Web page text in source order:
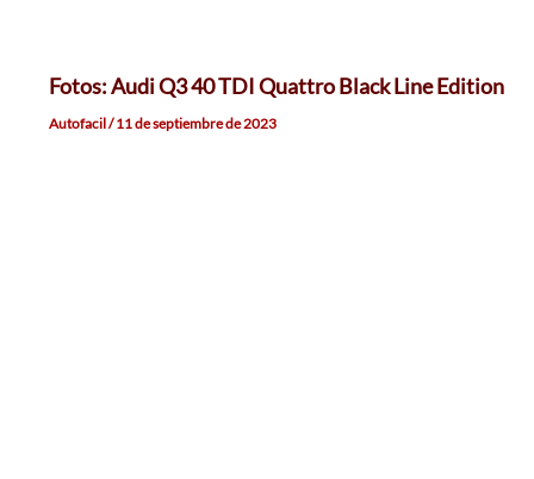
Fotos: Audi Q3 40 TDI Quattro Black Line Edition
Autofacil/11 de septiembre de 2023